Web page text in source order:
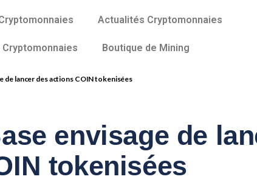
Actualités Cryptomonnaies
Cryptomonnaies Boutique de Mining
de lancer des actions COIN tokenisées
envisage de
tokenisées